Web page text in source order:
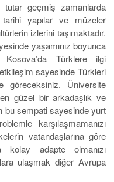
tutar geçmiş zamanlarda
yapılar ve müzeler
izlerini taşımaktadır.
yaşamınız boyunca
Kosova’da Türklere ilgi
sayesinde Türkleri
Üniversite
güzel bir arkadaşlık ve
bu sempati sayesinde yurt
karşılaşmamanızı
vatandaşlarına göre
adapte olmanızı
ulaşmak diğer Avrupa